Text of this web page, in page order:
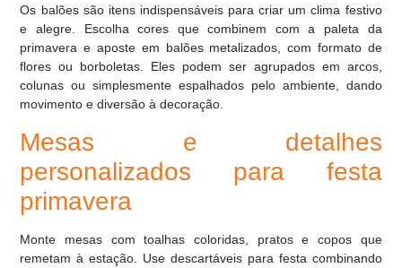
Os balões são itens indispensáveis para criar um clima festivo
e alegre. Escolha cores que combinem com a paleta da
primavera e aposte em balões metalizados, com formato de
flores ou borboletas. Eles podem ser agrupados em arcos,
colunas ou simplesmente espalhados pelo ambiente, dando
movimento e diversão à decoração.
Mesas e detalhes
personalizados para festa
primavera
Monte mesas com toalhas coloridas, pratos e copos que
remetam à estação. Use descartáveis para festa combinando